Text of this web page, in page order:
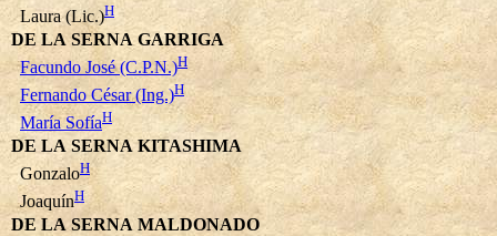
Laura (Lic.)H
DE LA SERNA GARRIGA
Facundo José (C.P.N.)H
Fernando César (Ing.)H
María SofíaH
DE LA SERNA KITASHIMA
GonzaloH
JoaquínH
DE LA SERNA MALDONADO